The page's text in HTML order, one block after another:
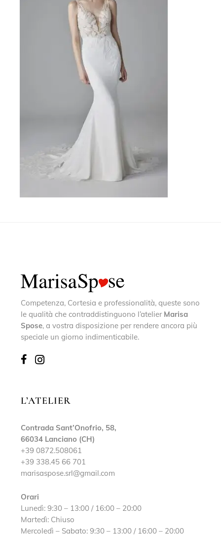
Competenza, Cortesia e professionalità, queste sono
le qualità che contraddistinguono l’atelier Marisa
Spose, a vostra disposizione per rendere ancora più
speciale un giorno indimenticabile.
L’ATELIER
Contrada Sant’Onofrio, 58,
66034 Lanciano (CH)
+39 0872.508061
+39 338.45 66 701
marisaspose.srl@gmail.com
Orari
Lunedì: 9:30 – 13:00 / 16:00 – 20:00
Martedì: Chiuso
Mercoledì – Sabato: 9:30 – 13:00 / 16:00 – 20:00